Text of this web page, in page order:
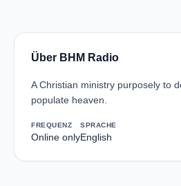
Über BHM Radio
A Christian ministry purposely to
populate heaven.
FREQUENZ
Online only
SPRACHE
English